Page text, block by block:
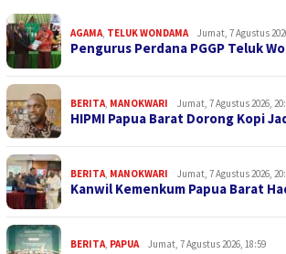
AGAMA TELUK WONDAMA Jumat, 7 Agustus
Pengurus Perdana PGGP Teluk
BERITA MANOKWARI Jumat, 7 Agustus 2026,
HIPMI Papua Barat Dorong Kopi
BERITA MANOKWARI Jumat, 7 Agustus 2026,
Kanwil Kemenkum Papua Barat
BERITA PAPUA Jumat, 7 Agustus 2026, 18:59